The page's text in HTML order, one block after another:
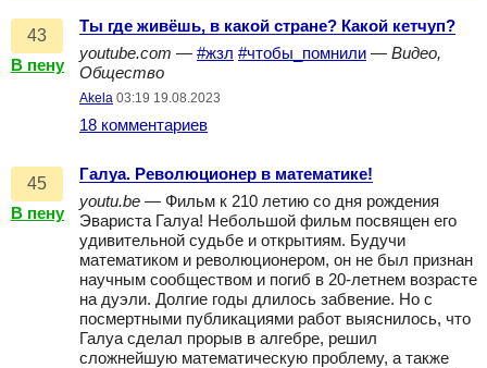
43
В пену
Ты где живёшь, в какой стране? Какой кетчуп?
youtube.com — #жзл #чтобы_помнили — Видео,
Общество
Akela 03:19 19.08.2023
18 комментариев
45
В пену
Галуа. Революционер в математике!
youtu.be — Фильм к 210 летию со дня рождения
Эвариста Галуа! Небольшой фильм посвящен его
удивительной судьбе и открытиям. Будучи
математиком и революционером, он не был признан
научным сообществом и погиб в 20-летнем возрасте
на дуэли. Долгие годы длилось забвение. Но с
посмертными публикациями работ выяснилось, что
Галуа сделал прорыв в алгебре, решил
сложнейшую математическую проблему, а также